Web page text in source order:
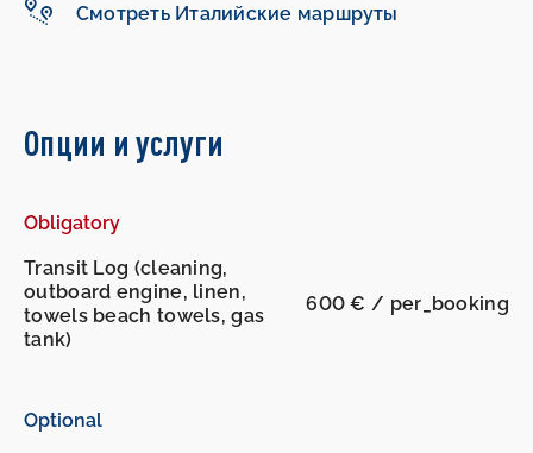
Смотреть Италийские маршруты
Опции и услуги
Obligatory
Transit Log (cleaning,
outboard engine, linen,
towels beach towels, gas
tank)
600 € / per_booking
Optional